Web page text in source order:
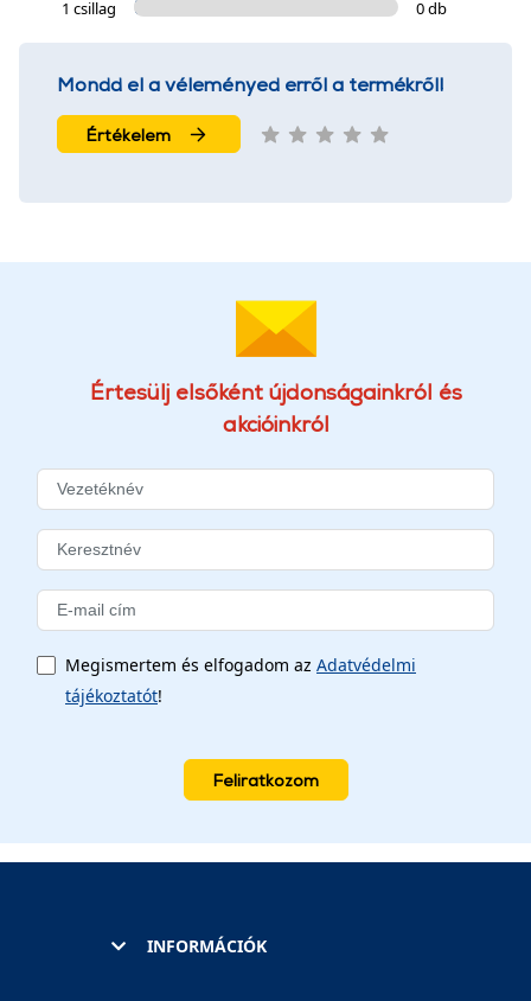
1 csillag
0 db
Mondd el a véleményed erről a termékről!
Értékelem
Értesülj elsőként újdonságainkról és
akcióinkról
Megismertem és elfogadom az Adatvédelmi
tájékoztatót!
Feliratkozom
INFORMÁCIÓK